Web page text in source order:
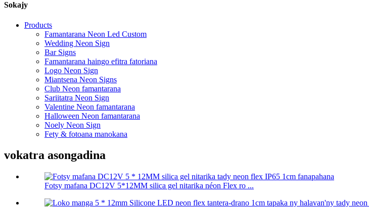
Sokajy
Products
Famantarana Neon Led Custom
Wedding Neon Sign
Bar Signs
Famantarana haingo efitra fatoriana
Logo Neon Sign
Miantsena Neon Signs
Club Neon famantarana
Sariitatra Neon Sign
Valentine Neon famantarana
Halloween Neon famantarana
Noely Neon Sign
Fety & fotoana manokana
vokatra asongadina
Fotsy mafana DC12V 5*12MM silica gel nitarika néon Flex ro ...